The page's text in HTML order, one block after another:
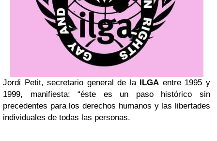
Jordi Petit, secretario general de la ILGA entre 1995 y
1999, manifiesta: “éste es un paso histórico sin
precedentes para los derechos humanos y las libertades
individuales de todas las personas.